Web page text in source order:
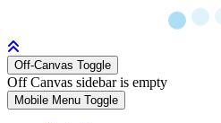
Off-Canvas Toggle
Off Canvas sidebar is empty
Mobile Menu Toggle